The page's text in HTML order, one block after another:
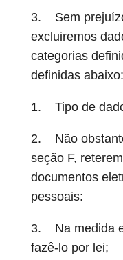
3. Sem
excluiremos
categorias
definidas abaixo:
1. Tipo de
2. Não
seção F,
documentos
pessoais:
3. Na medida
fazê-lo por lei;